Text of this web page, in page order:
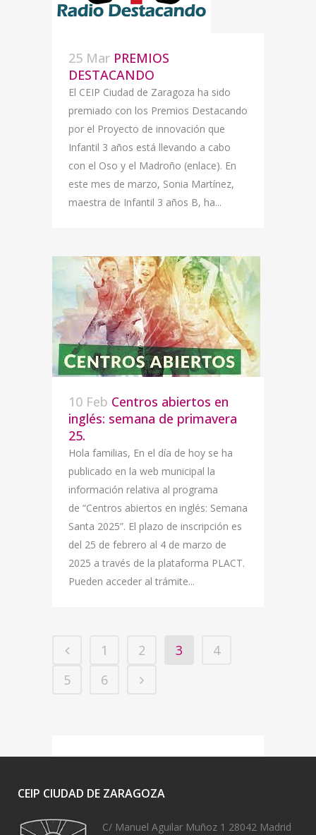
25 Mar PREMIOS
DESTACANDO
El CEIP Ciudad de Zaragoza ha sido
premiado con los Premios Destacando
por el Proyecto de innovación que
Infantil 3 años está llevando a cabo
con el Oso y el Madroño (enlace). En
este mes de marzo, Sonia Martínez,
maestra de Infantil 3 años B, ha...
10 Feb Centros abiertos en
inglés: semana de primavera
25.
Hola familias, En el día de hoy se ha
publicado en la web municipal la
información relativa al programa
de “Centros abiertos en inglés: Semana
Santa 2025”. El plazo de inscripción es
del 25 de febrero al 4 de marzo de
2025 a través de la plataforma PLACT.
Pueden acceder al trámite...
1 2 3
4
5
6
CEIP CIUDAD DE ZARAGOZA
C/ Manuel Aguilar Muñoz 1 28042 Madrid